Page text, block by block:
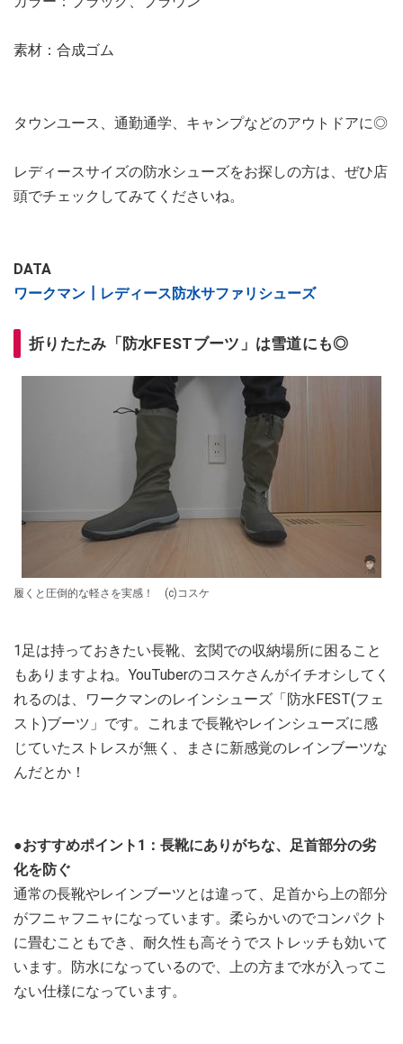
素材：合成ゴム
タウンユース、通勤通学、キャンプなどのアウトドアに◎
レディースサイズの防水シューズをお探しの方は、ぜひ店
頭でチェックしてみてくださいね。
DATA
ワークマン┃レディース防水サファリシューズ
折りたたみ「防水FESTブーツ」は雪道にも◎
履くと圧倒的な軽さを実感！ (c)コスケ
1足は持っておきたい長靴、玄関での収納場所に困ること
もありますよね。YouTuberのコスケさんがイチオシしてく
れるのは、ワークマンのレインシューズ「防水FEST(フェ
スト)ブーツ」です。これまで長靴やレインシューズに感
じていたストレスが無く、まさに新感覚のレインブーツな
んだとか！
●おすすめポイント1：長靴にありがちな、足首部分の劣
化を防ぐ
通常の長靴やレインブーツとは違って、足首から上の部分
がフニャフニャになっています。柔らかいのでコンパクト
に畳むこともでき、耐久性も高そうでストレッチも効いて
います。防水になっているので、上の方まで水が入ってこ
ない仕様になっています。